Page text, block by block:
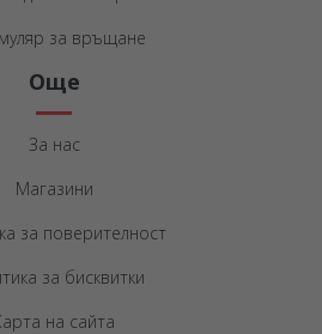
за връщане
Още
За нас
Магазини
за поверителност
за бисквитки
на сайта